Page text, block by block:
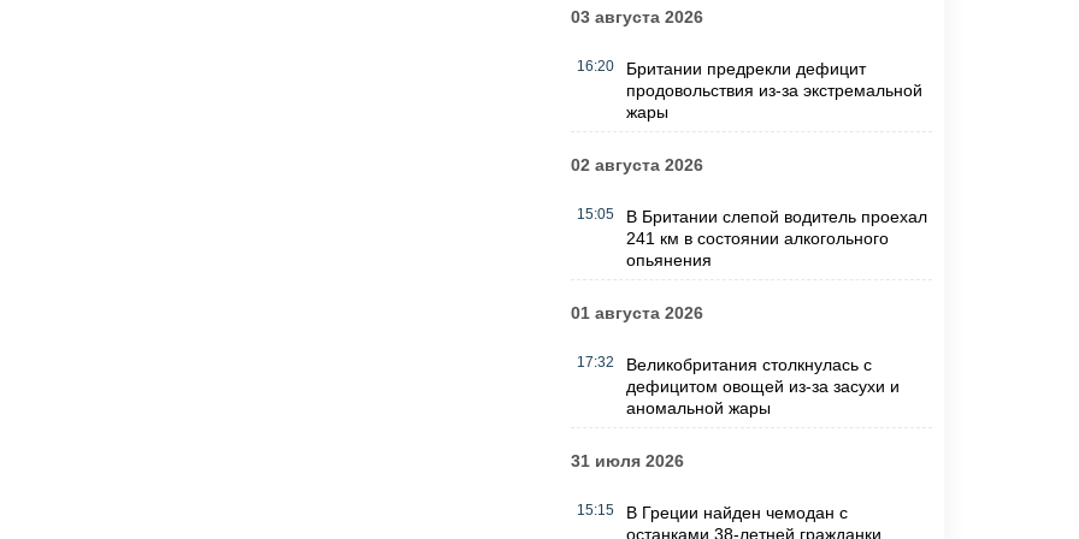
03 августа 2026
16:20
Британии предрекли дефицит
продовольствия из-за экстремальной
жары
02 августа 2026
15:05
В Британии слепой водитель проехал
241 км в состоянии алкогольного
опьянения
01 августа 2026
17:32
Великобритания столкнулась с
дефицитом овощей из-за засухи и
аномальной жары
31 июля 2026
15:15
В Греции найден чемодан с
останками 38-летней гражданки